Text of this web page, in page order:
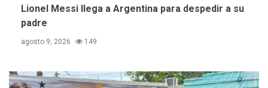
Lionel Messi llega a Argentina para despedir a su
padre
agosto 9, 2026 149